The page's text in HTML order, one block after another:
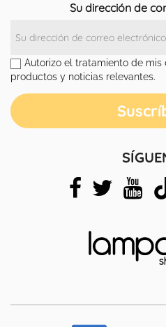
Su dirección de
Autorizo el tratamiento de
productos y noticias relevantes.